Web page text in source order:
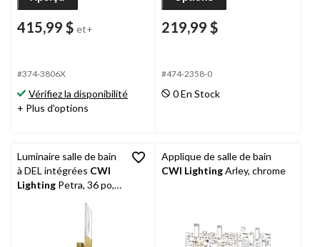
415,99 $ et+
#374-3806X
Vérifiez la disponibilité
+ Plus d'options
219,99 $
#474-2358-0
0 En Stock
Luminaire salle de bain
à DEL intégrées CWI
Lighting Petra, 36 po,
Applique de salle de bain
CWI LightingArley, chrome